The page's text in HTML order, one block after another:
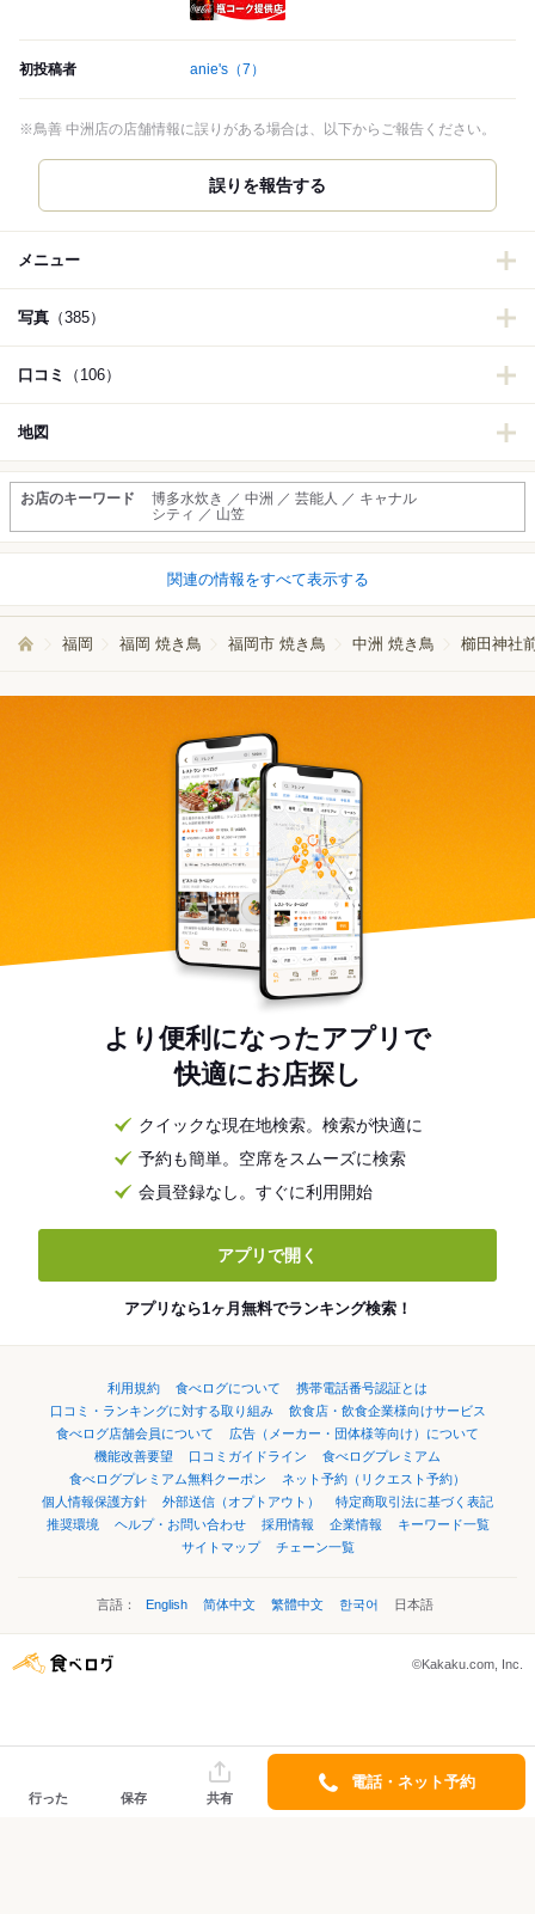
初投稿者 anie's （7）
※鳥善 中洲店の店舗情報に誤りがある場合は、以下からご報告ください。
誤りを報告する
メニュー
写真 （385）
口コミ （106）
地図
お店のキーワード
博多水炊き ／ 中洲 ／ 芸能人 ／ キャナル
シティ ／ 山笠
関連の情報をすべて表示する
福岡 福岡 焼き鳥 福岡市 焼き鳥 中洲 焼き鳥 櫛田神社
より便利になったアプリで
快適にお店探し
クイックな現在地検索。検索が快適に
予約も簡単。空席をスムーズに検索
会員登録なし。すぐに利用開始
アプリで開く
アプリなら1ヶ月無料でランキング検索！
利用規約 食べログについて
携帯電話番号認証とは
口コミ・ランキングに対する取り組み
飲食店・飲食企業様向けサービス
食べログ店舗会員について
広告（メーカー・団体様等向け）について
機能改善要望
口コミガイドライン
食べログプレミアム
食べログプレミアム無料クーポン
ネット予約（リクエスト予約）
個人情報保護方針
外部送信（オプトアウト）
特定商取引法に基づく表記
推奨環境
ヘルプ・お問い合わせ 採用情報 企業情報
キーワード一覧
サイトマップ
チェーン一覧
言語： English 简体中文 繁體中文 한국어 日本語
©Kakaku.com, Inc.
行った 保存 共有
電話・ネット予約